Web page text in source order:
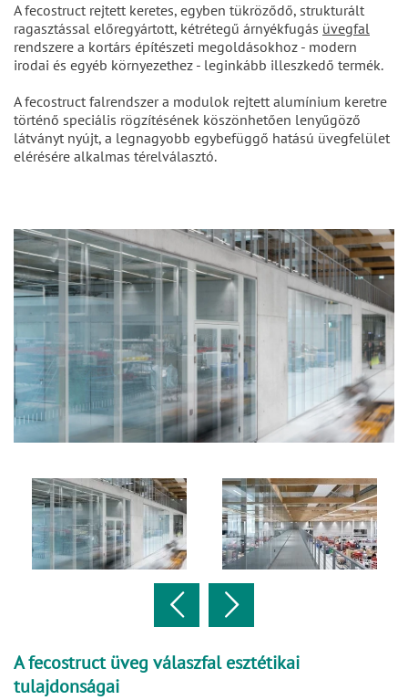
A fecostruct rejtett keretes, egyben tükröződő, strukturált
ragasztással előregyártott, kétrétegű árnyékfugás üvegfal
rendszere a kortárs építészeti megoldásokhoz - modern
irodai és egyéb környezethez - leginkább illeszkedő termék.
A fecostruct falrendszer a modulok rejtett alumínium keretre
történő speciális rögzítésének köszönhetően lenyűgöző
látványt nyújt, a legnagyobb egybefüggő hatású üvegfelület
elérésére alkalmas térelválasztó.
A fecostruct üveg válaszfal esztétikai
tulajdonságai